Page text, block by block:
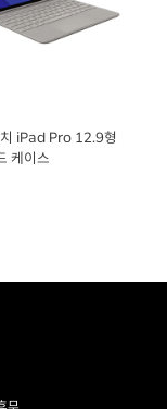
iPad Pro 12.9형
케이스